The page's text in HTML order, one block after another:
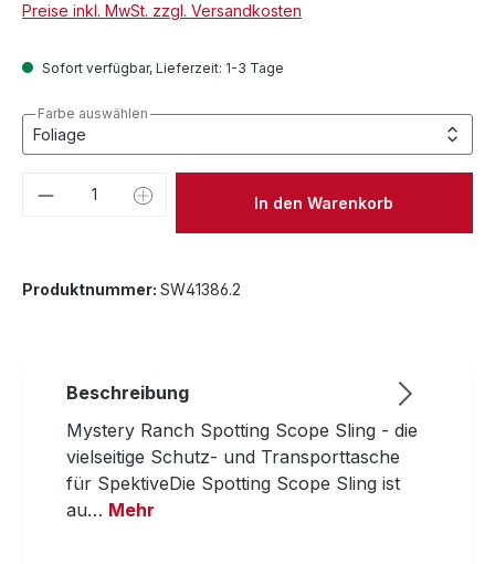
Preise inkl. MwSt. zzgl. Versandkosten
Sofort verfügbar, Lieferzeit: 1-3 Tage
Farbe auswählen
Produkt Anzahl: Gib denIn den Warenkorb
Produktnummer: SW41386.2
Beschreibung
Mystery Ranch Spotting Scope Sling - die
vielseitige Schutz- und Transporttasche
für SpektiveDie Spotting Scope Sling ist
au… Mehr